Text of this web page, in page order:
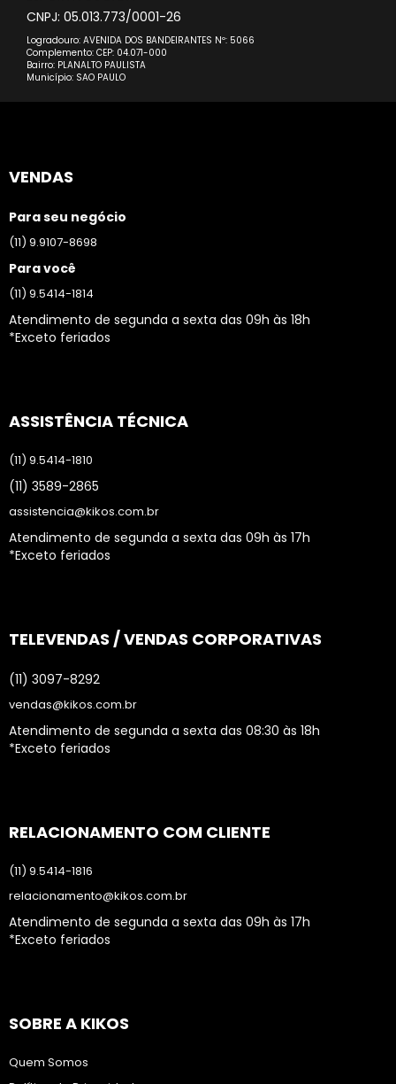
CNPJ: 05.013.773/0001-26
Logradouro: AVENIDA DOS BANDEIRANTES Nº: 5066
Complemento: CEP: 04.071-000
Bairro: PLANALTO PAULISTA
Município: SAO PAULO
VENDAS
Para seu negócio
(11) 9.9107-8698
Para você
(11) 9.5414-1814
Atendimento de segunda a sexta das 09h às 18h
*Exceto feriados
ASSISTÊNCIA TÉCNICA
(11) 9.5414-1810
(11) 3589-2865
assistencia@kikos.com.br
Atendimento de segunda a sexta das 09h às 17h
*Exceto feriados
TELEVENDAS / VENDAS CORPORATIVAS
(11) 3097-8292
vendas@kikos.com.br
Atendimento de segunda a sexta das 08:30 às 18h
*Exceto feriados
RELACIONAMENTO COM CLIENTE
(11) 9.5414-1816
relacionamento@kikos.com.br
Atendimento de segunda a sexta das 09h às 17h
*Exceto feriados
SOBRE A KIKOS
Quem Somos